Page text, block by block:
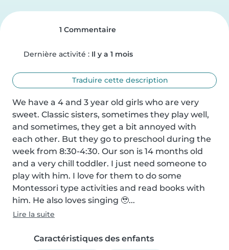
1 Commentaire
Dernière activité : Il y a 1 mois
Traduire cette description
We have a 4 and 3 year old girls who are very
sweet. Classic sisters, sometimes they play well,
and sometimes, they get a bit annoyed with
each other. But they go to preschool during the
week from 8:30-4:30. Our son is 14 months old
and a very chill toddler. I just need someone to
play with him. I love for them to do some
Montessori type activities and read books with
him. He also loves singing 🥹...
Lire la suite
Caractéristiques des enfants